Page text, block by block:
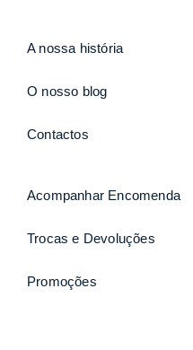
A nossa história
O nosso blog
Contactos
Acompanhar Encomenda
Trocas e Devoluções
Promoções